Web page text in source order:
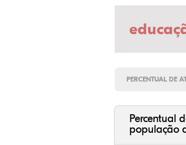
PERCENTUAL DE
Percentual
população